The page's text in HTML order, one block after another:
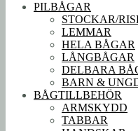
PILBÅGAR
STOCKAR/
LEMMAR
HELA BÅGAR
LÅNGBÅGAR
DELBARA
BARN &
BÅGTILLBEHÖR
ARMSKYDD
TABBAR